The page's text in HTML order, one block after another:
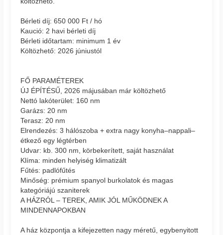
Bérleti díj: 650 000 Ft / hó
Kaució: 2 havi bérleti díj
Bérleti időtartam: minimum 1 év
Költözhető: 2026 júniustól
FŐ PARAMÉTEREK
ÚJ ÉPÍTÉSŰ, 2026 májusában már költözhető
Nettó lakóterület: 160 nm
Garázs: 20 nm
Terasz: 20 nm
Elrendezés: 3 hálószoba + extra nagy konyha–nappali–
étkező egy légtérben
Udvar: kb. 300 nm, körbekerített, saját használat
Klíma: minden helyiség klimatizált
Fűtés: padlófűtés
Minőség: prémium spanyol burkolatok és magas
kategóriájú szaniterek
A HÁZRÓL – TEREK, AMIK JÓL MŰKÖDNEK A
MINDENNAPOKBAN
A ház központja a kifejezetten nagy méretű, egybenyitott